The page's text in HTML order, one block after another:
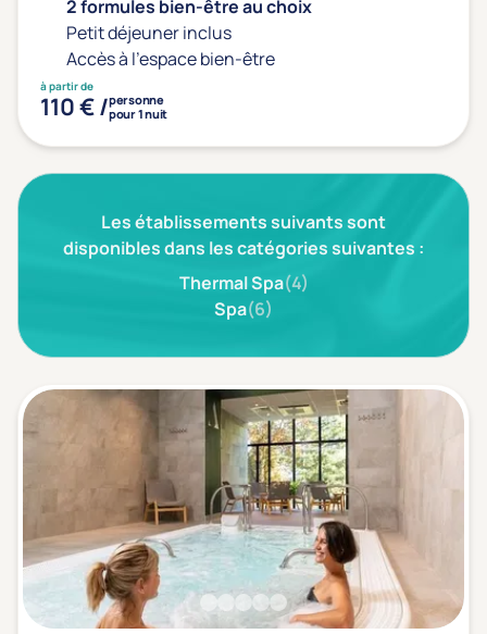
Thalasso
Thématiques bien-être
Accès à l'espace bien-être
Massage, détente, Rituel du monde
Beauté & anti-âge
(0)
Silhouette, Minceur
Gestion du stress / sommeil
(0)
Spécial dos
Prévention santé
(0)
Yoga
2 formules bien-être au choix
Petit déjeuner inclus
Accès à l'espace bien-être
à partir de
110 € /personne
pour 1 nuit
Les établissements suivants sont
disponibles dans les catégories suivantes :
Thermal Spa(4)
Spa(6)